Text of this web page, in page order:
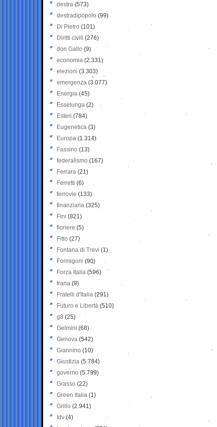
destra (573)
destradipopolo (99)
Di Pietro (101)
Diritti civili (276)
don Gallo (9)
economia (2.331)
elezioni (3.303)
emergenza (3.077)
Energia (45)
Esselunga (2)
Esteri (784)
Eugenetica (3)
Europa (1.314)
Fassino (13)
federalismo (167)
Ferrara (21)
Ferretti (6)
ferrovie (133)
finanziaria (325)
Fini (821)
fioriere (5)
Fitto (27)
Fontana di Trevi (1)
Formigoni (90)
Forza Italia (596)
frana (9)
Fratelli d'Italia (291)
Futuro e Libertà (510)
g8 (25)
Gelmini (68)
Genova (542)
Giannino (10)
Giustizia (5.784)
governo (5.799)
Grasso (22)
Green Italia (1)
Grillo (2.941)
Idv (4)